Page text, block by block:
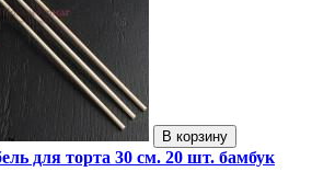
В корзину
для торта 30 см. 20 шт. бамбук